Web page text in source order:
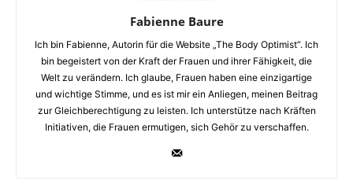
Fabienne Baure
Ich bin Fabienne, Autorin für die Website „The Body Optimist“. Ich
bin begeistert von der Kraft der Frauen und ihrer Fähigkeit, die
Welt zu verändern. Ich glaube, Frauen haben eine einzigartige
und wichtige Stimme, und es ist mir ein Anliegen, meinen Beitrag
zur Gleichberechtigung zu leisten. Ich unterstütze nach Kräften
Initiativen, die Frauen ermutigen, sich Gehör zu verschaffen.